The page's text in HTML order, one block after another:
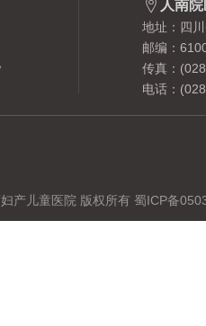
 人南
地址：四
邮编：
传真：
电话：
产儿童医院 版权所有 蜀ICP备